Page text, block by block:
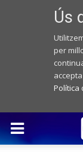
Ús
per
Política